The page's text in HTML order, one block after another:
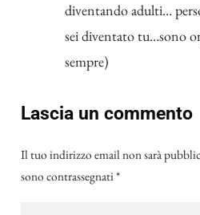
diventando adulti…
sei diventato tu…sono
sempre)
Lascia un commento
Il tuo indirizzo email non sarà
sono contrassegnati*